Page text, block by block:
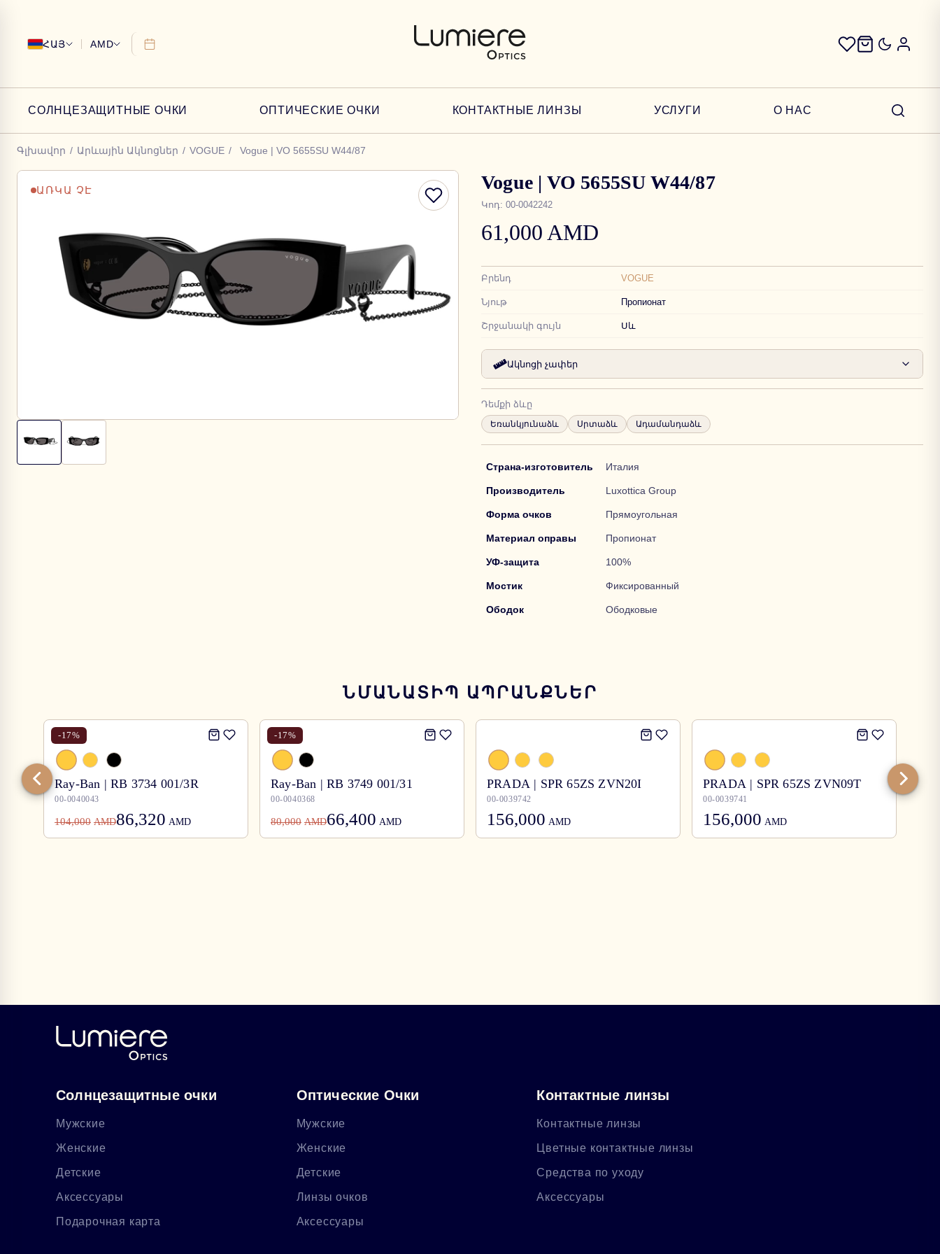
ՀԱՅ AMD
СОЛНЦЕЗАЩИТНЫЕ ОЧКИ ОПТИЧЕСКИЕ ОЧКИ КОНТАКТНЫЕ ЛИНЗЫ УСЛУГИ О НАС
Գլխավոր / Արևային Ակնոցներ / VOGUE / Vogue | VO 5655SU W44/87
ԱՌԿԱ ՉԷ Vogue | VO 5655SU W44/87
Կոդ: 00-0042242
61,000 AMD
Բրենդ VOGUE
Նյութ Пропионат
Շրջանակի գույն Սև
Ակնոցի չափեր
Դեմքի ձևը
Եռանկյունաձև Սրտաձև Ադամանդաձև
Страна-изготовитель Италия
Производитель Luxottica Group
Форма очков Прямоугольная
Материал оправы Пропионат
УФ-защита 100%
Мостик Фиксированный
Ободок Ободковые
ՆՄԱՆԱՏԻՊ ԱՊՐԱՆՔՆԵՐ
-17%
Ray-Ban | RB 3734 001/3R
00-0040043
104,000 AMD86,320 AMD
-17%
Ray-Ban | RB 3749 001/31
00-0040368
80,000 AMD66,400 AMD
PRADA | SPR 65ZS ZVN20I
00-0039742
156,000 AMD
PRADA | SPR 65ZS ZVN09T
00-0039741
156,000 AMD
Солнцезащитные очки
Мужские
Женские
Детские
Аксессуары
Подарочная карта
Оптические Очки
Мужские
Женские
Детские
Линзы очков
Аксессуары
Контактные линзы
Контактные линзы
Цветные контактные линзы
Средства по уходу
Аксессуары